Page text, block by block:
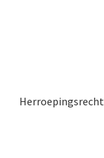
Herroepingsrecht